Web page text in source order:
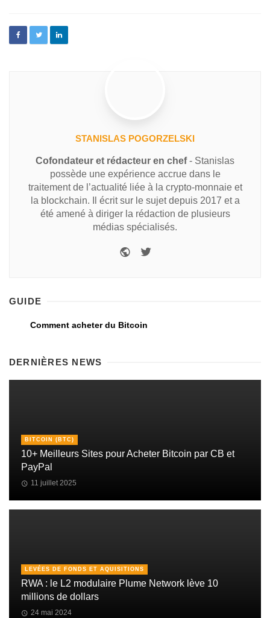
STANISLAS POGORZELSKI
Cofondateur et rédacteur en chef- Stanislas
possède une expérience accrue dans le
traitement de l’actualité liée à la crypto-monnaie et
la blockchain. Il écrit sur le sujet depuis 2017 et a
été amené à diriger la rédaction de plusieurs
médias spécialisés.
GUIDE
Comment acheter du Bitcoin
DERNIÈRES NEWS
BITCOIN (BTC)
10+ Meilleurs Sites pour Acheter Bitcoin par CB et
PayPal
11 juillet 2025
LEVÉES DE FONDS ET AQUISITIONS
RWA : le L2 modulaire Plume Network lève 10
millions de dollars
24 mai 2024